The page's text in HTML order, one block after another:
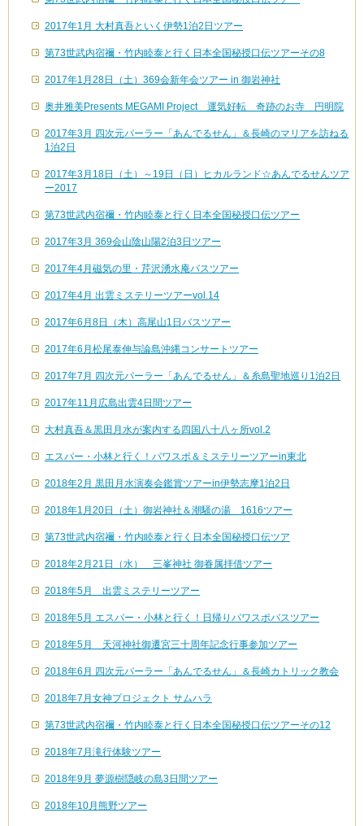
2017年1月 大村真吾といく伊勢1泊2日ツアー
第73世武内宿禰・竹内睦泰と行く日本全国秘授口伝ツアーその8
2017年1月28日（土）369会新年会ツアー in 御岩神社
奥井雅美Presents MEGAMI Project 運気好転 奇跡のお寺 円明院
2017年3月 四次元パーラー「あんでるせん」＆長崎のマリアを訪ねる
1泊2日
2017年3月18日（土）～19日（日）ヒカルランド☆あんでるせんツア
ー2017
第73世武内宿禰・竹内睦泰と行く日本全国秘授口伝ツアー
2017年3月 369会山陰山陽2泊3日ツアー
2017年4月磁気の里・芹沢湧水庵バスツアー
2017年4月 出雲ミステリーツアーvol.14
2017年6月8日（木）高尾山1日バスツアー
2017年6月松尾泰伸与論島沖縄コンサートツアー
2017年7月 四次元パーラー「あんでるせん」＆糸島聖地巡り1泊2日
2017年11月広島出雲4日間ツアー
大村真吾＆黒田月水が案内する四国八十八ヶ所vol.2
エスパー・小林と行く！パワスポ＆ミステリーツアーin東北
2018年2月 黒田月水演奏会鑑賞ツアーin伊勢志摩1泊2日
2018年1月20日（土）御岩神社＆潮騒の湯 1616ツアー
第73世武内宿禰・竹内睦泰と行く日本全国秘授口伝ツア
2018年2月21日（水） 三峯神社 御眷属拝借ツアー
2018年5月 出雲ミステリーツアー
2018年5月 エスパー・小林と行く！日帰りパワスポバスツアー
2018年5月 天河神社御遷宮三十周年記念行事参加ツアー
2018年6月 四次元パーラー「あんでるせん」＆長崎カトリック教会
2018年7月女神プロジェクト サムハラ
第73世武内宿禰・竹内睦泰と行く日本全国秘授口伝ツアーその12
2018年7月滝行体験ツアー
2018年9月 夢源樹隠岐の島3日間ツアー
2018年10月熊野ツアー